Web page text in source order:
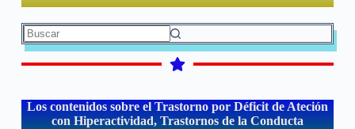
Los contenidos sobre el Trastorno por Déficit de Ateción
con Hiperactividad, Trastornos de la Conducta